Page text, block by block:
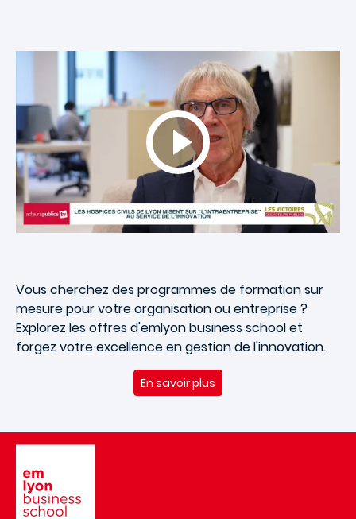
Vous cherchez des programmes de formation sur
mesure pour votre organisation ou entreprise ?
Explorez les offres d'emlyonbusiness school et
forgez votre excellence en gestion de l'innovation.
En savoir plus